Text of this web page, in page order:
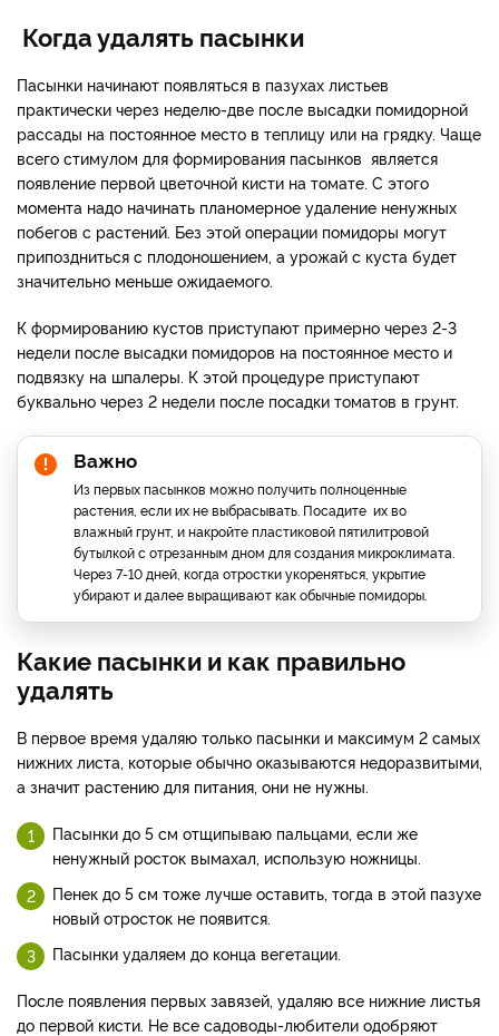
Когда удалять пасынки
Пасынки начинают появляться в пазухах листьев
практически через неделю-две после высадки помидорной
рассады на постоянное место в теплицу или на грядку. Чаще
всего стимулом для формирования пасынков является
появление первой цветочной кисти на томате. С этого
момента надо начинать планомерное удаление ненужных
побегов с растений. Без этой операции помидоры могут
припоздниться с плодоношением, а урожай с куста будет
значительно меньше ожидаемого.
К формированию кустов приступают примерно через 2-3
недели после высадки помидоров на постоянное место и
подвязку на шпалеры. К этой процедуре приступают
буквально через 2 недели после посадки томатов в грунт.
Важно
Из первых пасынков можно получить полноценные
растения, если их не выбрасывать. Посадите их во
влажный грунт, и накройте пластиковой пятилитровой
бутылкой с отрезанным дном для создания микроклимата.
Через 7-10 дней, когда отростки укореняться, укрытие
убирают и далее выращивают как обычные помидоры.
Какие пасынки и как правильно
удалять
В первое время удаляю только пасынки и максимум 2 самых
нижних листа, которые обычно оказываются недоразвитыми,
а значит растению для питания, они не нужны.
Пасынки до 5 см отщипываю пальцами, если же
ненужный росток вымахал, использую ножницы.
Пенек до 5 см тоже лучше оставить, тогда в этой пазухе
новый отросток не появится.
Пасынки удаляем до конца вегетации.
После появления первых завязей, удаляю все нижние листья
до первой кисти. Не все садоводы-любители одобряют